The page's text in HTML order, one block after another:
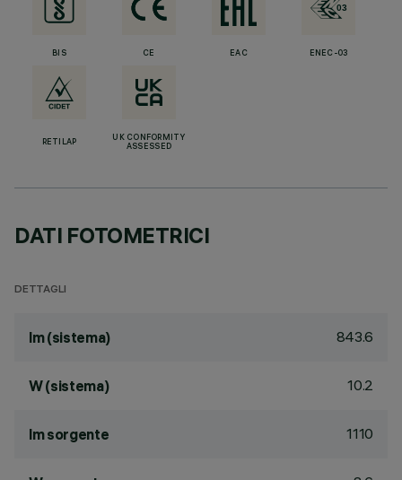
BIS CE EAC ENEC-03
RETILAP
UK CONFORMITY
ASSESSED
DATI FOTOMETRICI
DETTAGLI
lm (sistema) 843.6
W (sistema) 10.2
lm sorgente 1110